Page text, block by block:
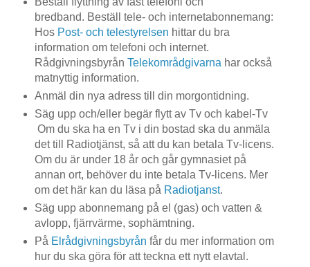
bredband. Beställ tele- och internetabonnemang:
Hos Post- och telestyrelsen hittar du bra
information om telefoni och internet.
Rådgivningsbyrån Telekområdgivarna har också
matnyttig information.
Anmäl din nya adress till din morgontidning.
Säg upp och/eller begär flytt av Tv och kabel-Tv
Om du ska ha en Tv i din bostad ska du anmäla
det till Radiotjänst, så att du kan betala Tv-licens.
Om du är under 18 år och går gymnasiet på
annan ort, behöver du inte betala Tv-licens. Mer
om det här kan du läsa på Radiotjanst.
Säg upp abonnemang på el (gas) och vatten &
avlopp, fjärrvärme, sophämtning.
På Elrådgivningsbyrån får du mer information om
hur du ska göra för att teckna ett nytt elavtal.